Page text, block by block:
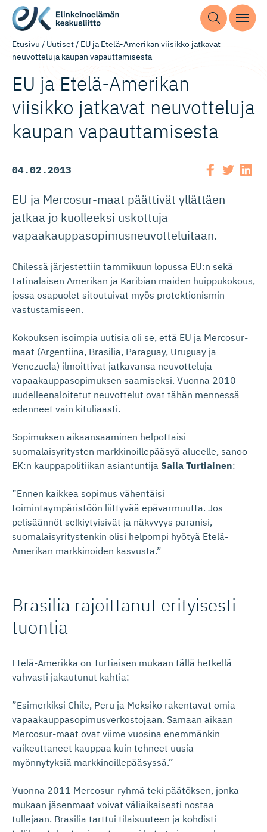
Etusivu / Uutiset/ EU ja Etelä-Amerikan viisikko jatkavat
neuvotteluja kaupan vapauttamisesta
EU ja Etelä-Amerikan
viisikko jatkavat neuvotteluja
kaupan vapauttamisesta
04.02.2013
EU ja Mercosur-maat päättivät yllättäen
jatkaa jo kuolleeksi uskottuja
vapaakauppasopimusneuvotteluitaan.
Chilessä järjestettiin tammikuun lopussa EU:n sekä
Latinalaisen Amerikan ja Karibian maiden huippukokous,
jossa osapuolet sitoutuivat myös protektionismin
vastustamiseen.
Kokouksen isoimpia uutisia oli se, että EU ja Mercosur-
maat (Argentiina, Brasilia, Paraguay, Uruguay ja
Venezuela) ilmoittivat jatkavansa neuvotteluja
vapaakauppasopimuksen saamiseksi. Vuonna 2010
uudelleenaloitetut neuvottelut ovat tähän mennessä
edenneet vain kituliaasti.
Sopimuksen aikaansaaminen helpottaisi
suomalaisyritysten markkinoillepääsyä alueelle, sanoo
EK:n kauppapolitiikan asiantuntija Saila Turtiainen:
”Ennen kaikkea sopimus vähentäisi
toimintaympäristöön liittyvää epävarmuutta. Jos
pelisäännöt selkiytyisivät ja näkyvyys paranisi,
suomalaisyritystenkin olisi helpompi hyötyä Etelä-
Amerikan markkinoiden kasvusta.”
Brasilia rajoittanut erityisesti
tuontia
Etelä-Amerikka on Turtiaisen mukaan tällä hetkellä
vahvasti jakautunut kahtia:
”Esimerkiksi Chile, Peru ja Meksiko rakentavat omia
vapaakauppasopimusverkostojaan. Samaan aikaan
Mercosur-maat ovat viime vuosina enemmänkin
vaikeuttaneet kauppaa kuin tehneet uusia
myönnytyksiä markkinoillepääsyssä.”
Vuonna 2011 Mercosur-ryhmä teki päätöksen, jonka
mukaan jäsenmaat voivat väliaikaisesti nostaa
tullejaan. Brasilia tarttui tilaisuuteen ja kohdisti